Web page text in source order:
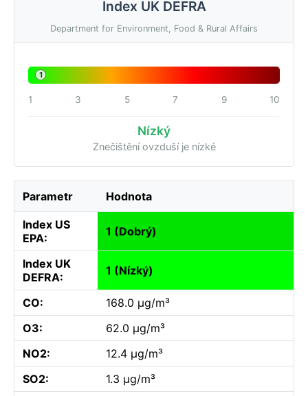
Index UK DEFRA
Department for Environment, Food & Rural Affairs
1
1 3 5 7 9 10
Nízký
Znečištění ovzduší je nízké
Parametr Hodnota
Index US
EPA:
1 (Dobrý)
Index UK
DEFRA:
1 (Nízký)
CO:
168.0 µg/m³
O3:
62.0 µg/m³
NO2:
12.4 µg/m³
SO2:
1.3 µg/m³